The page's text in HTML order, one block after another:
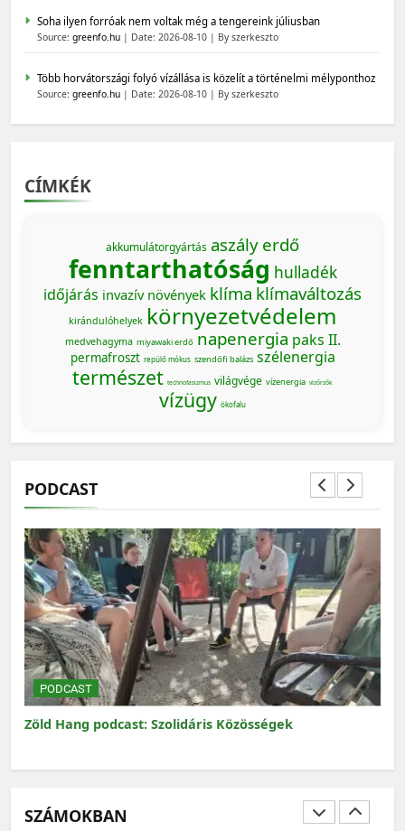
Soha ilyen forróak nem voltak még a tengereink júliusban
Source: greenfo.hu Date: 2026-08-10 By szerkeszto
Több horvátországi folyó vízállása is közelít a történelmi mélyponthoz
Source: greenfo.hu Date: 2026-08-10 By szerkeszto
CÍMKÉK
akkumulátorgyártás aszály erdő
fenntarthatóság hulladék
időjárás invazív növények klíma klímaváltozás
kirándulóhelyek környezetvédelem
medvehagyma miyawaki erdő napenergia paks II.
permafroszt repülő mókus szendőfi balázs szélenergia
természet technofasizmus világvége vízenergia vízőrzők
vízügy ökofalu
PODCAST
PODCAST
Zöld Hang podcast: Szolidáris Közösségek
SZÁMOKBAN
MAGYARORSZÁG SZÁMOKBAN
Magyarország számokban: a nők szerepvállalása a
közéletben
MAGYARORSZÁG SZÁMOKBAN